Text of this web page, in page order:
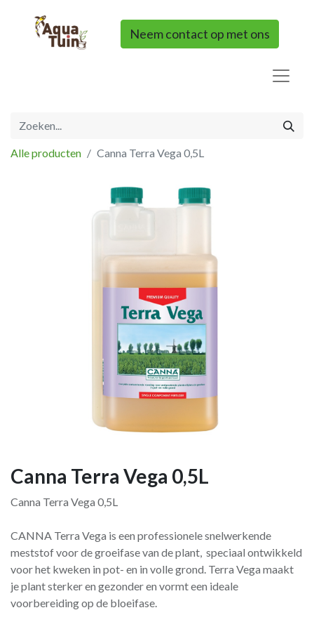
Neem contact op met ons
Alle producten Canna Terra Vega 0,5L
Canna Terra Vega 0,5L
Canna Terra Vega 0,5L
CANNA Terra Vega is een professionele snelwerkende
meststof voor de groeifase van de plant, speciaal ontwikkeld
voor het kweken in pot- en in volle grond. Terra Vega maakt
je plant sterker en gezonder en vormt een ideale
voorbereiding op de bloeifase.